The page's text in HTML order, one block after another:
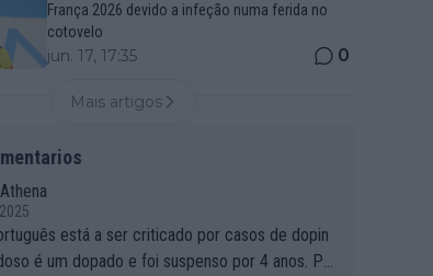
França 2026 devido a infeção numa ferida no
cotovelo
jun. 17, 17:35 0
Mais artigos
está a ser criticado por casos de dopin
é um dopado e foi suspenso por 4 anos. Po